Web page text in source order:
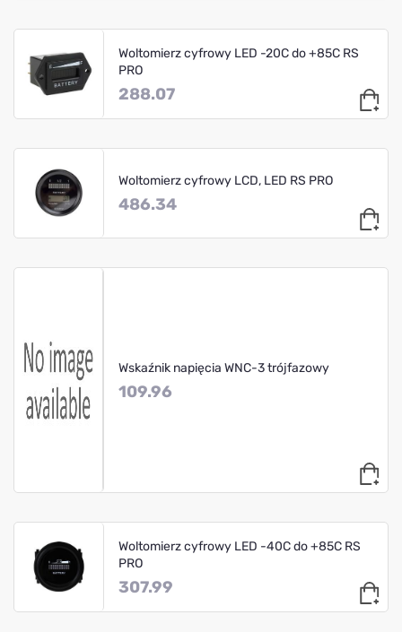
Woltomierz cyfrowy LED -20C do +85C RS
PRO
288.07
Woltomierz cyfrowy LCD, LED RS PRO
486.34
Wskaźnik napięcia WNC-3 trójfazowy
109.96
Woltomierz cyfrowy LED -40C do +85C RS
PRO
307.99